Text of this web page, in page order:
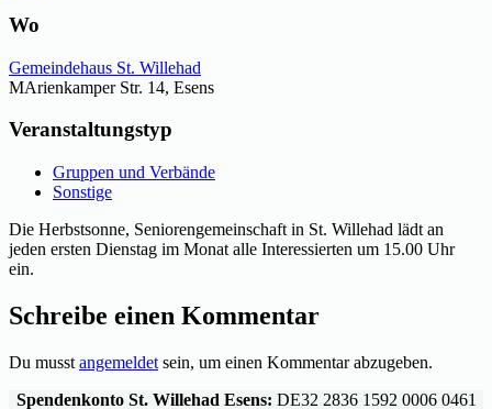
Wo
Gemeindehaus St. Willehad
MArienkamper Str. 14, Esens
Veranstaltungstyp
Gruppen und Verbände
Sonstige
Die Herbstsonne, Seniorengemeinschaft in St. Willehad lädt an
jeden ersten Dienstag im Monat alle Interessierten um 15.00 Uhr
ein.
Schreibe einen Kommentar
Du musst angemeldet sein, um einen Kommentar abzugeben.
Spendenkonto St. Willehad Esens: DE32 2836 1592 0006 0461